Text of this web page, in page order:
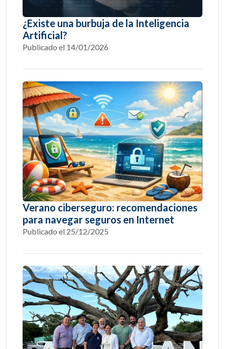
¿Existe una burbuja de la Inteligencia
Artificial?
Publicado el 14/01/2026
Verano ciberseguro: recomendaciones
para navegar seguros en Internet
Publicado el 25/12/2025